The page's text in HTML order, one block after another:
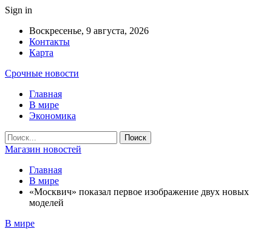
Sign in
Воскресенье, 9 августа, 2026
Контакты
Карта
Срочные новости
Главная
В мире
Экономика
Магазин новостей
Главная
В мире
«Москвич» показал первое изображение двух новых
моделей
В мире